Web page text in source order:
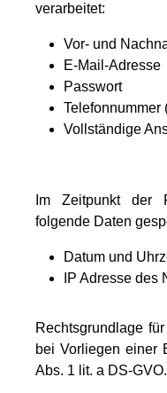
verarbeitet:
Vor- und
E-Mail-Adresse
Passwort
Telefonnummer
Vollständige
Im Zeitpunkt der
folgende Daten
Datum und
IP Adresse des
Rechtsgrundlage
bei Vorliegen einer
Abs. 1 lit. a DS-GVO.